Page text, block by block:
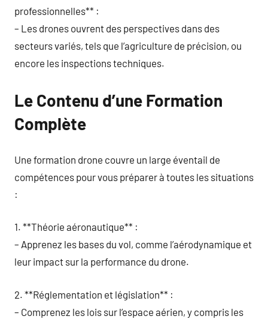
professionnelles** :
– Les drones ouvrent des perspectives dans des
secteurs variés, tels que l’agriculture de précision, ou
encore les inspections techniques.
Le Contenu d’une Formation
Complète
Une formation drone couvre un large éventail de
compétences pour vous préparer à toutes les situations
:
1. **Théorie aéronautique** :
– Apprenez les bases du vol, comme l’aérodynamique et
leur impact sur la performance du drone.
2. **Réglementation et législation** :
– Comprenez les lois sur l’espace aérien, y compris les